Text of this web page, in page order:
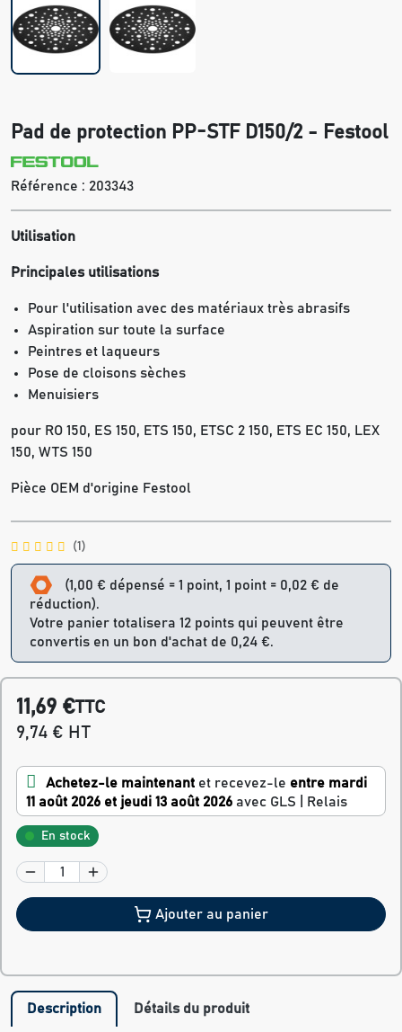
Pad de protection PP-STF D150/2 - Festool
Référence : 203343
Utilisation
Principales utilisations
Pour l'utilisation avec des matériaux très abrasifs
Aspiration sur toute la surface
Peintres et laqueurs
Pose de cloisons sèches
Menuisiers
pour RO 150, ES 150, ETS 150, ETSC 2 150, ETS EC 150, LEX
150, WTS 150
Pièce OEM d'origine Festool
(1)
(1,00 € dépensé = 1 point, 1 point = 0,02 € de
réduction).
Votre panier totalisera 12 points qui peuvent être
convertis en un bon d'achat de 0,24 €.
11,69 €TTC
9,74 € HT
Achetez-le maintenant et recevez-le entre mardi
11 août 2026 et jeudi 13 août 2026 avec GLS | Relais
En stock
Ajouter au panier
Description Détails du produit